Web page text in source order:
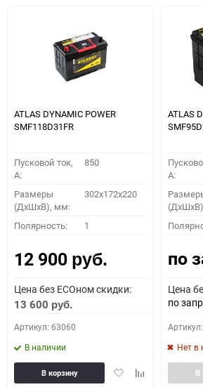
ATLAS DYNAMIC POWER
SMF118D31FR
Пусковой ток,
A:
850
Размеры
(ДхШхВ), мм:
302x172x220
Полярность: 1
12 900 руб.
Цена без ECOном скидки:
13 600 руб.
Артикул: 63060
В наличии
ДобавитьДобавить
В корзину
ATLAS
A:
по
Цена
по
Нет в
В